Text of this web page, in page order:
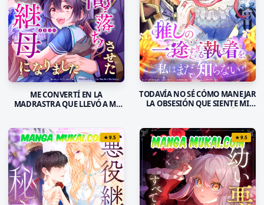
ME CONVERTÍ EN LA
MADRASTRA QUE LLEVÓ A MI
TODAVÍA NO SÉ CÓMO MANEJAR
LA OBSESIÓN QUE SIENTE MI
★9.5 ★9.5